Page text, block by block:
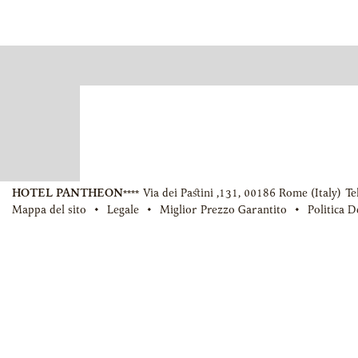
CONTENT
BLOCKS
Lecamere deluxe dell’Hotel
HOTEL PANTHEON**** Via dei Pastini ,131, 00186 Rome (Italy)
Mappa del sito
Legale Miglior Prezzo Garantito Politica